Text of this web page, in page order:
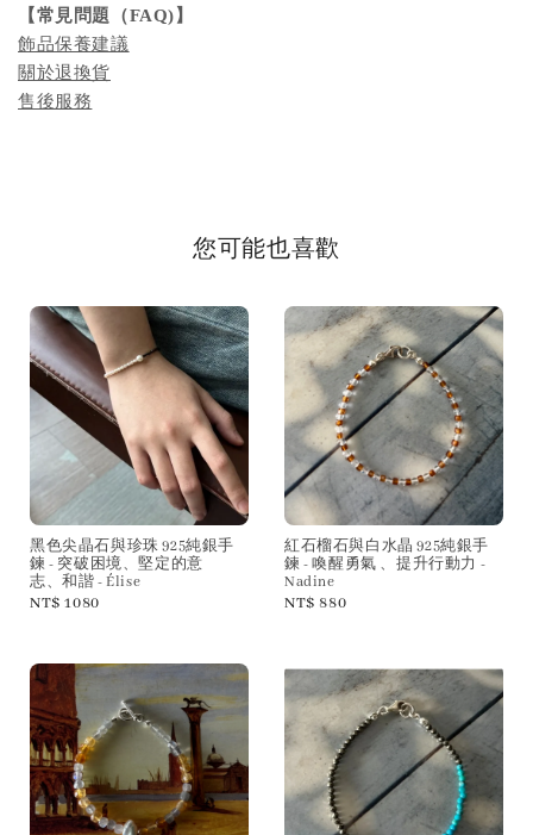
【常見問題 （FAQ) 】
飾品保養建議
關於退換貨
售後服務
您可能也喜歡
黑色尖晶石與珍珠 925純銀手
鍊 - 突破困境、堅定的意
志、和諧 - Élise
Regular
NT$ 1080
紅石榴石與白水晶 925純銀手
鍊 - 喚醒勇氣 、提升行動力 -
Nadine
Regular
NT$ 880